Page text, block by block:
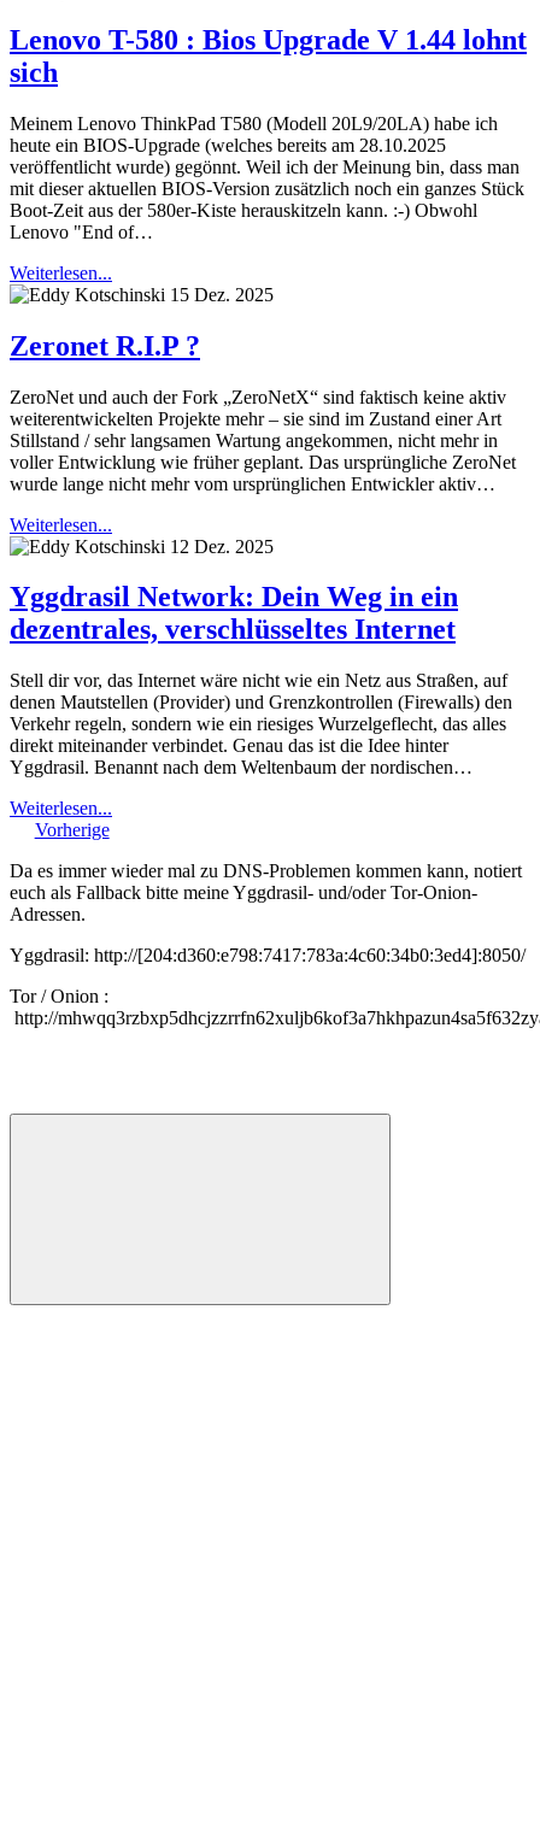
Lenovo T-580 : Bios Upgrade V 1.44 lohnt
sich
Meinem Lenovo ThinkPad T580 (Modell 20L9/20LA) habe ich
heute ein BIOS-Upgrade (welches bereits am 28.10.2025
veröffentlicht wurde) gegönnt. Weil ich der Meinung bin, dass man
mit dieser aktuellen BIOS-Version zusätzlich noch ein ganzes Stück
Boot-Zeit aus der 580er-Kiste herauskitzeln kann. :-) Obwohl
Lenovo "End of…
Weiterlesen...
15 Dez. 2025
Zeronet R.I.P ?
ZeroNet und auch der Fork „ZeroNetX“ sind faktisch keine aktiv
weiterentwickelten Projekte mehr – sie sind im Zustand einer Art
Stillstand / sehr langsamen Wartung angekommen, nicht mehr in
voller Entwicklung wie früher geplant. Das ursprüngliche ZeroNet
wurde lange nicht mehr vom ursprünglichen Entwickler aktiv…
Weiterlesen...
12 Dez. 2025
Yggdrasil Network: Dein Weg in ein
dezentrales, verschlüsseltes Internet
Stell dir vor, das Internet wäre nicht wie ein Netz aus Straßen, auf
denen Mautstellen (Provider) und Grenzkontrollen (Firewalls) den
Verkehr regeln, sondern wie ein riesiges Wurzelgeflecht, das alles
direkt miteinander verbindet. Genau das ist die Idee hinter
Yggdrasil. Benannt nach dem Weltenbaum der nordischen…
Weiterlesen...
Vorherige
Da es immer wieder mal zu DNS-Problemen kommen kann, notiert
euch als Fallback bitte meine Yggdrasil- und/oder Tor-Onion-
Adressen.
Yggdrasil: http://[204:d360:e798:7417:783a:4c60:34b0:3ed4]:8050/
Tor / Onion :
http://